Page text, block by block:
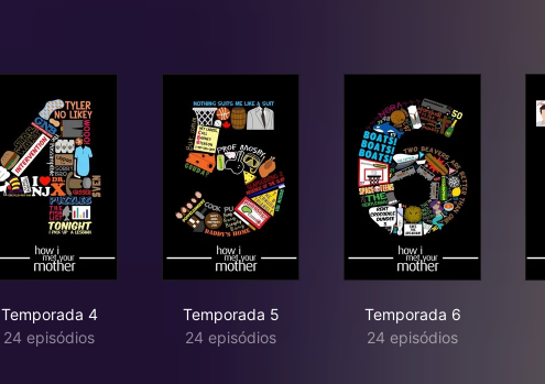
Temporada 4
24 episódios
Temporada 5
24 episódios
Temporada 6
24 episódios